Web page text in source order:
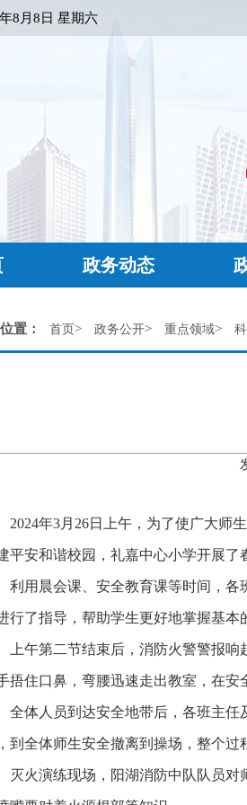
8月8日 星期六
政务动态
置： 首页> 政务公开> 重点领域>
2024年3月26日上午，为了使广大师
平安和谐校园，礼嘉中心小学开展了
利用晨会课、安全教育课等时间，
行了指导，帮助学生更好地掌握基本
上午第二节结束后，消防火警警报
捂住口鼻，弯腰迅速走出教室，在安
全体人员到达安全地带后，各班主
到全体师生安全撤离到操场，整个过
灭火演练现场，阳湖消防中队队员